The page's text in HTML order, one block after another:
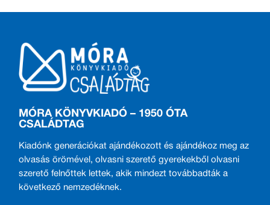
MÓRA KÖNYVKIADÓ – 1950 ÓTA
CSALÁDTAG
Kiadónk generációkat ajándékozott és ajándékoz meg az
olvasás örömével, olvasni szerető gyerekekből olvasni
szerető felnőttek lettek, akik mindezt továbbadták a
következő nemzedéknek.